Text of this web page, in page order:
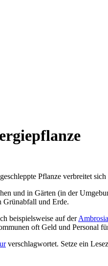
Pflanze verbreitet
und in Gärten (in der
Grünabfall und Erde.
beispielsweise auf derAmbrosia
oft Geld und Personal
verschlagwortet. Setze ein